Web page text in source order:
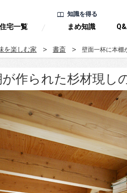
宅一覧
知識を得る
まめ知識
を楽しむ家 書斎 壁面一杯に本棚
作られた杉材現し